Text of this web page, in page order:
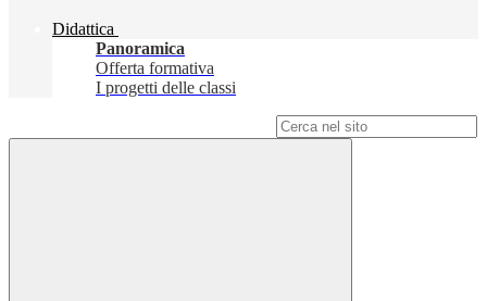
Didattica
Panoramica
Offerta formativa
I progetti delle classi